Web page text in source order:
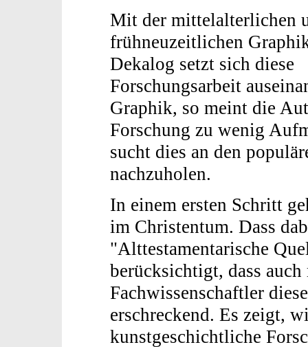
Mit der mittelalterlichen
frühneuzeitlichen
Dekalog setzt sich diese
Forschungsarbeit
Graphik, so meint die
Forschung zu wenig
sucht dies an den
nachzuholen.
In einem ersten Schritt
im Christentum. Dass
"Alttestamentarische
berücksichtigt, dass
Fachwissenschaftler
erschreckend. Es zeigt,
kunstgeschichtliche